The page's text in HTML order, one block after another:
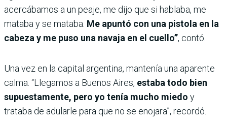
acercábamos a un peaje, me dijo que si hablaba, me
mataba y se mataba. Me apuntó con una pistola en la
cabeza y me puso una navaja en el cuello”, contó.
Una vez en la capital argentina, mantenía una aparente
calma. “Llegamos a Buenos Aires, estaba todo bien
supuestamente, pero yo tenía mucho miedo y
trataba de adularle para que no se enojara”, recordó.